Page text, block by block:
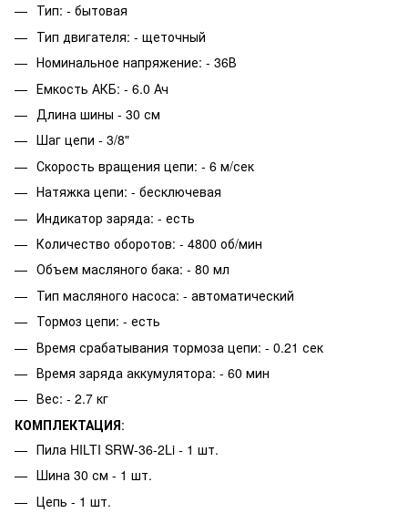
Тип: - бытовая
Тип двигателя: - щеточный
Номинальное напряжение: - 36В
Емкость АКБ: - 6.0 Ач
Длина шины - 30 см
Шаг цепи - 3/8"
Скорость вращения цепи: - 6 м/сек
Натяжка цепи: - бесключевая
Индикатор заряда: - есть
Количество оборотов: - 4800 об/мин
Объем масляного бака: - 80 мл
Тип масляного насоса: - автоматический
Тормоз цепи: - есть
Время срабатывания тормоза цепи: - 0.21 сек
Время заряда аккумулятора: - 60 мин
Вес: - 2.7 кг
КОМПЛЕКТАЦИЯ:
Пила HILTI SRW-36-2Li - 1 шт.
Шина 30 см - 1 шт.
Цепь - 1 шт.